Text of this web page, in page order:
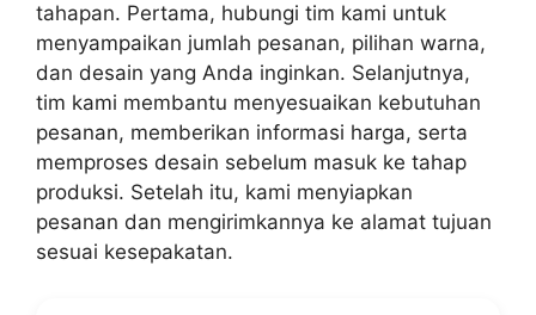
tahapan. Pertama, hubungi tim kami untuk
menyampaikan jumlah pesanan, pilihan warna,
dan desain yang Anda inginkan. Selanjutnya,
tim kami membantu menyesuaikan kebutuhan
pesanan, memberikan informasi harga, serta
memproses desain sebelum masuk ke tahap
produksi. Setelah itu, kami menyiapkan
pesanan dan mengirimkannya ke alamat tujuan
sesuai kesepakatan.